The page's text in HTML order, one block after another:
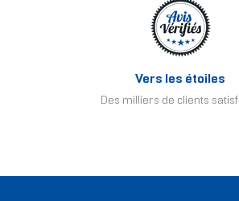
Vers les étoiles
Des milliers de clients